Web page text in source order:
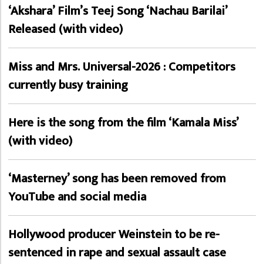
‘Akshara’ Film’s Teej Song ‘Nachau Barilai’
Released (with video)
Miss and Mrs. Universal-2026 : Competitors
currently busy training
Here is the song from the film ‘Kamala Miss’
(with video)
‘Masterney’ song has been removed from
YouTube and social media
Hollywood producer Weinstein to be re-
sentenced in rape and sexual assault case